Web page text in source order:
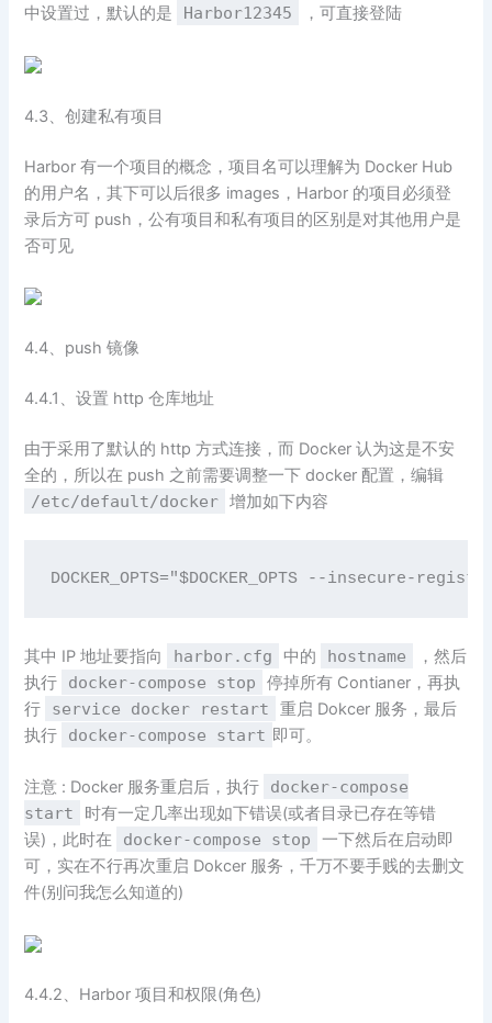
中设置过，默认的是 Harbor12345 ，可直接登陆
4.3、创建私有项目
Harbor 有一个项目的概念，项目名可以理解为 Docker Hub
的用户名，其下可以后很多 images，Harbor 的项目必须登
录后方可 push，公有项目和私有项目的区别是对其他用户是
否可见
4.4、push 镜像
4.4.1、设置 http 仓库地址
由于采用了默认的 http 方式连接，而 Docker 认为这是不安
全的，所以在 push 之前需要调整一下 docker 配置，编辑
/etc/default/docker 增加如下内容
DOCKER_OPTS="$DOCKER_OPTS --insecure-
其中 IP 地址要指向 harbor.cfg 中的 hostname
，然后
执行
docker-compose stop
停掉所有 Contianer，再执
行
service docker restart
重启 Dokcer 服务，最后
执行
docker-compose start 即可。
注意 : Docker 服务重启后，执行
docker-compose
start
时有一定几率出现如下错误(或者目录已存在等错
误)，此时在
docker-compose stop
一下然后在启动即
可，实在不行再次重启 Dokcer 服务，千万不要手贱的去删文
件(别问我怎么知道的)
4.4.2、Harbor 项目和权限(角色)